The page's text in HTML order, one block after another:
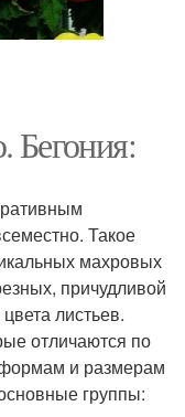
Бегония:
Такое
махровых
причудливой
листьев.
отличаются по
формам и размерам
группы: